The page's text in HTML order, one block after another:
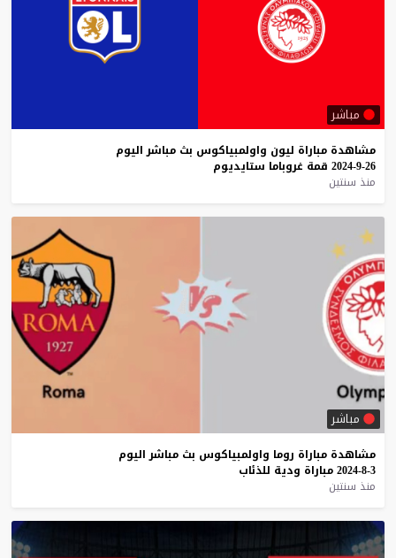
مباشر
مشاهدة مباراة ليون واولمبياكوس بث مباشر اليوم
26-9-2024
قمة غروباما ستايديوم
منذ سنتين
مباشر
مشاهدة مباراة روما واولمبياكوس بث مباشر اليوم
3-8-2024
مباراة ودية للذئاب
منذ سنتين